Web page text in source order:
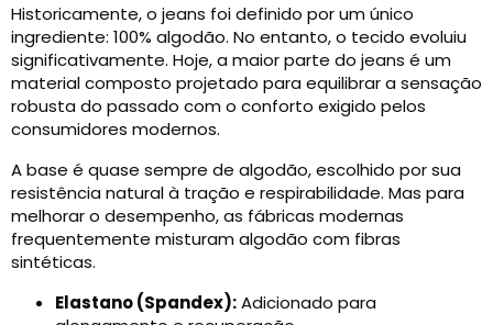
Historicamente, o jeans foi definido por um único
ingrediente: 100% algodão. No entanto, o tecido evoluiu
significativamente. Hoje, a maior parte do jeans é um
material composto projetado para equilibrar a sensação
robusta do passado com o conforto exigido pelos
consumidores modernos.
A base é quase sempre de algodão, escolhido por sua
resistência natural à tração e respirabilidade. Mas para
melhorar o desempenho, as fábricas modernas
frequentemente misturam algodão com fibras
sintéticas.
Elastano (Spandex):Adicionado para